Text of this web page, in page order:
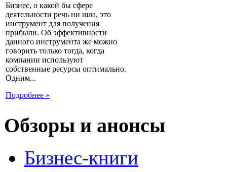
Бизнес, о какой бы сфере
деятельности речь ни шла, это
инструмент для получения
прибыли. Об эффективности
данного инструмента же можно
говорить только тогда, когда
компании используют
собственные ресурсы оптимально.
Одним...
Подробнее »
Обзоры и анонсы
Бизнес-книги